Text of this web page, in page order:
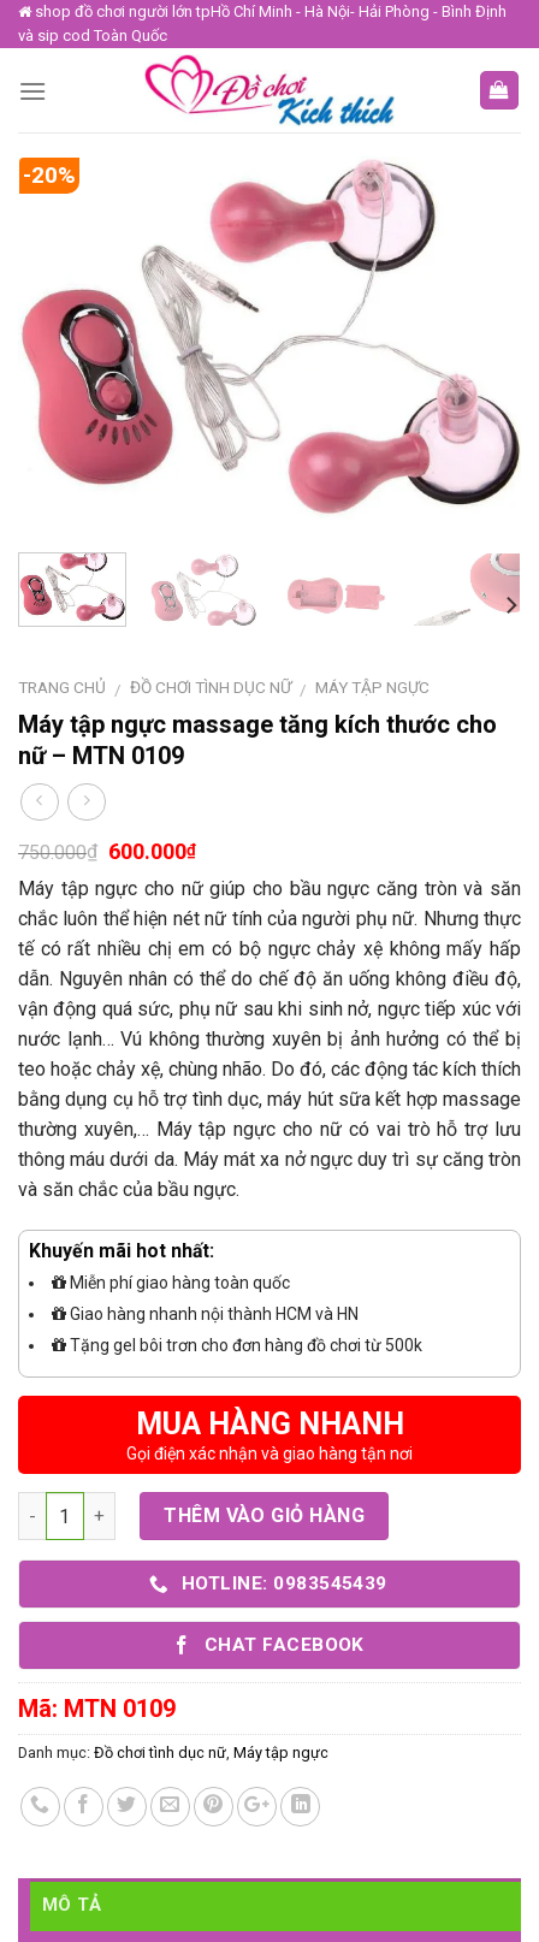
Skip
to
shop đồ chơi người lớn tpHồ Chí Minh - Hà Nội- Hải Phòng - Bình Định
và sip cod Toàn Quốc
-20%
TRANG CHỦ / ĐỒ CHƠI TÌNH DỤC NỮ / MÁY TẬP NGỰC
Máy tập ngực massage tăng kích thước cho
nữ – MTN 0109
750.000₫ 600.000₫
Máy tập ngực cho nữ giúp cho bầu ngực căng tròn và săn
chắc luôn thể hiện nét nữ tính của người phụ nữ. Nhưng thực
tế có rất nhiều chị em có bộ ngực chảy xệ không mấy hấp
dẫn. Nguyên nhân có thể do chế độ ăn uống không điều độ,
vận động quá sức, phụ nữ sau khi sinh nở, ngực tiếp xúc với
nước lạnh… Vú không thường xuyên bị ảnh hưởng có thể bị
teo hoặc chảy xệ, chùng nhão. Do đó, các động tác kích thích
bằng dụng cụ hỗ trợ tình dục, máy hút sữa kết hợp massage
thường xuyên,… Máy tập ngực cho nữ có vai trò hỗ trợ lưu
thông máu dưới da. Máy mát xa nở ngực duy trì sự căng tròn
và săn chắc của bầu ngực.
Khuyến mãi hot nhất:
Miễn phí giao hàng toàn quốc
Giao hàng nhanh nội thành HCM và HN
Tặng gel bôi trơn cho đơn hàng đồ chơi từ 500k
MUA HÀNG NHANH
Gọi điện xác nhận và giao hàng tận nơi
Số lượng THÊM VÀO GIỎ HÀNG
HOTLINE: 0983545439
CHAT FACEBOOK
Mã: MTN 0109
Danh mục: Đồ chơi tình dục nữ, Máy tập ngực
MÔ TẢ